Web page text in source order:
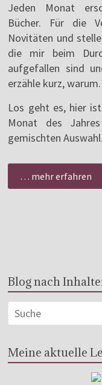
Jeden Monat
Bücher. Für die
Novitäten und
die mir beim
aufgefallen sind
erzähle kurz, warum.
Los geht es, hier
Monat des
gemischten Auswahl.
… mehr erfahren
Blog nach
Meine aktuelle